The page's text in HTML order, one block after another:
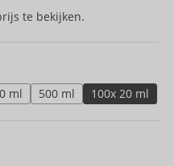
te bekijken.
ml 500 ml 100x 20 ml